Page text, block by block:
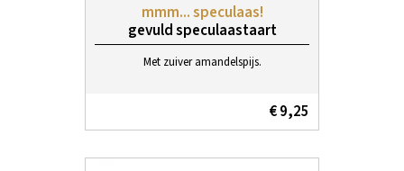
mmm... speculaas!
gevuld speculaastaart
Met zuiver amandelspijs.
€ 9,25